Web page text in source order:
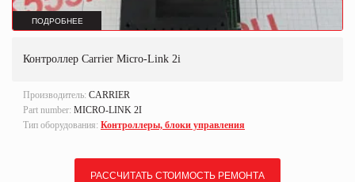
ПОДРОБНЕЕ
Контроллер Carrier Micro-Link 2i
Производитель: CARRIER
Part number: MICRO-LINK 2I
Тип оборудования: Контроллеры, блоки управления
РАССЧИТАТЬ СТОИМОСТЬ РЕМОНТА